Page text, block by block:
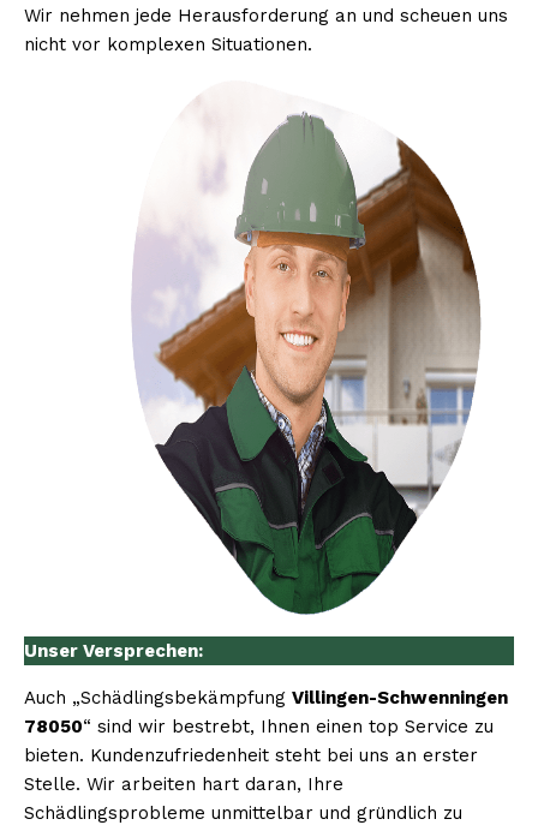
Wir nehmen jede Herausforderung an und scheuen uns
nicht vor komplexen Situationen.
Unser Versprechen:
Auch „Schädlingsbekämpfung Villingen-Schwenningen
78050“ sind wir bestrebt, Ihnen einen top Service zu
bieten. Kundenzufriedenheit steht bei uns an erster
Stelle. Wir arbeiten hart daran, Ihre
Schädlingsprobleme unmittelbar und gründlich zu